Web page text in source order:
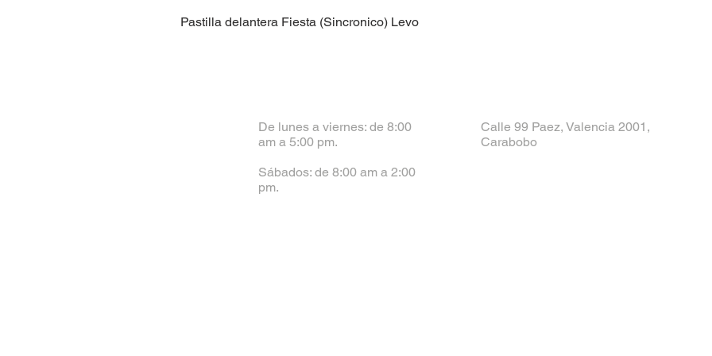
Pastilla delantera Fiesta (Sincronico) Levo
De lunes a viernes: de 8:00
am a 5:00 pm.
Sábados: de 8:00 am a 2:00
pm.
Calle 99 Paez, Valencia 2001,
Carabobo